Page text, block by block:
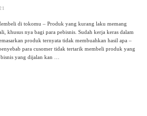
di tokomu – Produk yang kurang laku memang
khusus nya bagi para pebisnis. Sudah kerja keras dalam
produk ternyata tidak membuahkan hasil apa –
para cusomer tidak tertarik membeli produk yang
yang dijalan kan …